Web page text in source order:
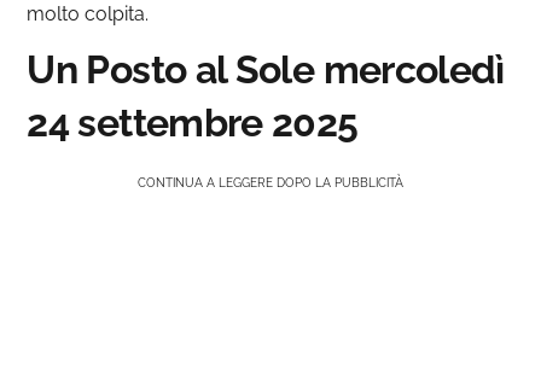
molto colpita.
Un Posto al Sole mercoledì
24 settembre 2025
CONTINUA A LEGGERE DOPO LA PUBBLICITÀ